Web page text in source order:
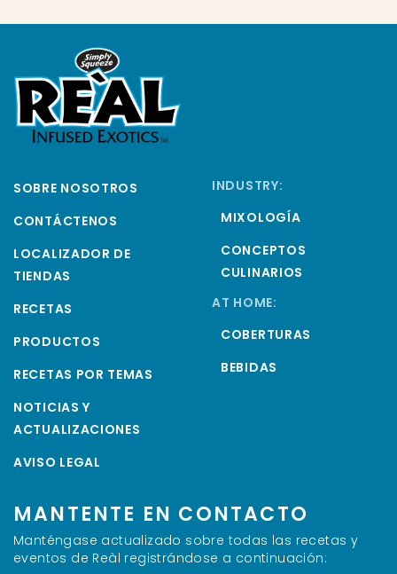
SOBRE NOSOTROS
CONTÁCTENOS
LOCALIZADOR DE
TIENDAS
RECETAS
PRODUCTOS
RECETAS POR TEMAS
NOTICIAS Y
ACTUALIZACIONES
AVISO LEGAL
INDUSTRY:
MIXOLOGÍA
CONCEPTOS
CULINARIOS
AT HOME:
COBERTURAS
BEBIDAS
MANTENTE EN CONTACTO
Manténgase actualizado sobre todas las recetas y
eventos de Reàl registrándose a continuación: